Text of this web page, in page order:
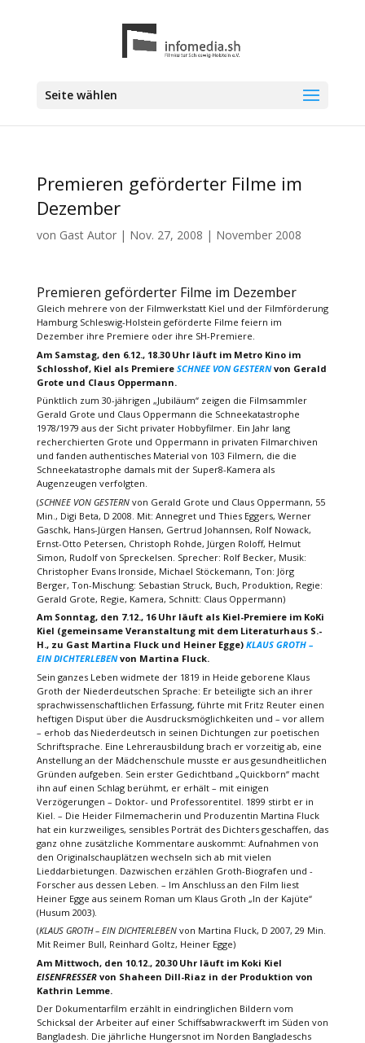
Seite wählen
Premieren geförderter Filme im
Dezember
von Gast Autor| Nov. 27, 2008 | November 2008
Premieren geförderter Filme im Dezember
Gleich mehrere von der Filmwerkstatt Kiel und der Filmförderung
Hamburg Schleswig-Holstein geförderte Filme feiern im
Dezember ihre Premiere oder ihre SH-Premiere.
Am Samstag, den 6.12., 18.30 Uhr läuft im Metro Kino im
Schlosshof, Kiel als Premiere SCHNEE VON GESTERNvon Gerald
Grote und Claus Oppermann.
Pünktlich zum 30-jährigen „Jubiläum“ zeigen die Filmsammler
Gerald Grote und Claus Oppermann die Schneekatastrophe
1978/1979 aus der Sicht privater Hobbyfilmer. Ein Jahr lang
recherchierten Grote und Oppermann in privaten Filmarchiven
und fanden authentisches Material von 103 Filmern, die die
Schneekatastrophe damals mit der Super8-Kamera als
Augenzeugen verfolgten.
(SCHNEE VON GESTERNvon Gerald Grote und Claus Oppermann, 55
Min., Digi Beta, D 2008. Mit: Annegret und Thies Eggers, Werner
Gaschk, Hans-Jürgen Hansen, Gertrud Johannsen, Rolf Nowack,
Ernst-Otto Petersen, Christoph Rohde, Jürgen Roloff, Helmut
Simon, Rudolf von Spreckelsen. Sprecher: Rolf Becker, Musik:
Christopher Evans Ironside, Michael Stöckemann, Ton: Jörg
Berger, Ton-Mischung: Sebastian Struck, Buch, Produktion, Regie:
Gerald Grote, Regie, Kamera, Schnitt: Claus Oppermann)
Am Sonntag, den 7.12., 16 Uhr läuft als Kiel-Premiere im KoKi
Kiel (gemeinsame Veranstaltung mit dem Literaturhaus S.-
H., zu Gast Martina Fluck und Heiner Egge) KLAUS GROTH –
EIN DICHTERLEBENvon Martina Fluck.
Sein ganzes Leben widmete der 1819 in Heide geborene Klaus
Groth der Niederdeutschen Sprache: Er beteiligte sich an ihrer
sprachwissenschaftlichen Erfassung, führte mit Fritz Reuter einen
heftigen Disput über die Ausdrucksmöglichkeiten und – vor allem
– erhob das Niederdeutsch in seinen Dichtungen zur poetischen
Schriftsprache. Eine Lehrerausbildung brach er vorzeitig ab, eine
Anstellung an der Mädchenschule musste er aus gesundheitlichen
Gründen aufgeben. Sein erster Gedichtband „Quickborn“ macht
ihn auf einen Schlag berühmt, er erhält – mit einigen
Verzögerungen – Doktor- und Professorentitel. 1899 stirbt er in
Kiel. – Die Heider Filmemacherin und Produzentin Martina Fluck
hat ein kurzweiliges, sensibles Porträt des Dichters geschaffen, das
ganz ohne zusätzliche Kommentare auskommt: Aufnahmen von
den Originalschauplätzen wechseln sich ab mit vielen
Lieddarbietungen. Dazwischen erzählen Groth-Biografen und -
Forscher aus dessen Leben. – Im Anschluss an den Film liest
Heiner Egge aus seinem Roman um Klaus Groth „In der Kajüte“
(Husum 2003).
(KLAUS GROTH – EIN DICHTERLEBENvon Martina Fluck, D 2007, 29 Min.
Mit Reimer Bull, Reinhard Goltz, Heiner Egge)
Am Mittwoch, den 10.12., 20.30 Uhr läuft im Koki Kiel
EISENFRESSERvon Shaheen Dill-Riaz in der Produktion von
Kathrin Lemme.
Der Dokumentarfilm erzählt in eindringlichen Bildern vom
Schicksal der Arbeiter auf einer Schiffsabwrackwerft im Süden von
Bangladesh. Die jährliche Hungersnot im Norden Bangladeschs